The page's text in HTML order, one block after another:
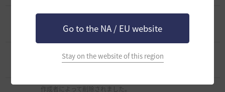
Go to the NA / EU website
Stay on the website of this region
1.2K 2025.09.28
[スクリーンショット／映像] あっ
作成者によって削除されました。